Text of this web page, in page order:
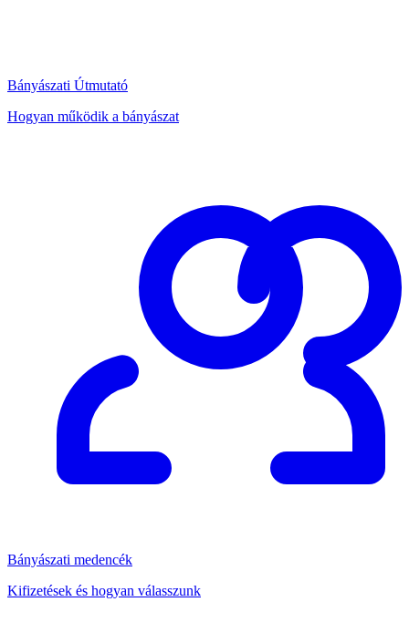
Bányászati Útmutató
Hogyan működik a bányászat
Bányászati medencék
Kifizetések és hogyan válasszunk